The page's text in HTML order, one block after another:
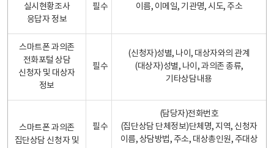
실시현황조사
응답자 정보
필수 이름, 이메일, 기관명, 시도, 주소
스마트폰 과의존
전화포털 상담
신청자 및 대상자
정보
필수
(신청자)성별, 나이, 대상자와의 관계
(대상자)성별, 나이, 과의존 종류,
기타상담내용
스마트폰 과의존
집단상담 신청자 및
필수
(담당자)전화번호
(집단상담 단체정보)단체명, 지역, 신청자
이름, 상담방법, 주소, 대상총인원, 주대상